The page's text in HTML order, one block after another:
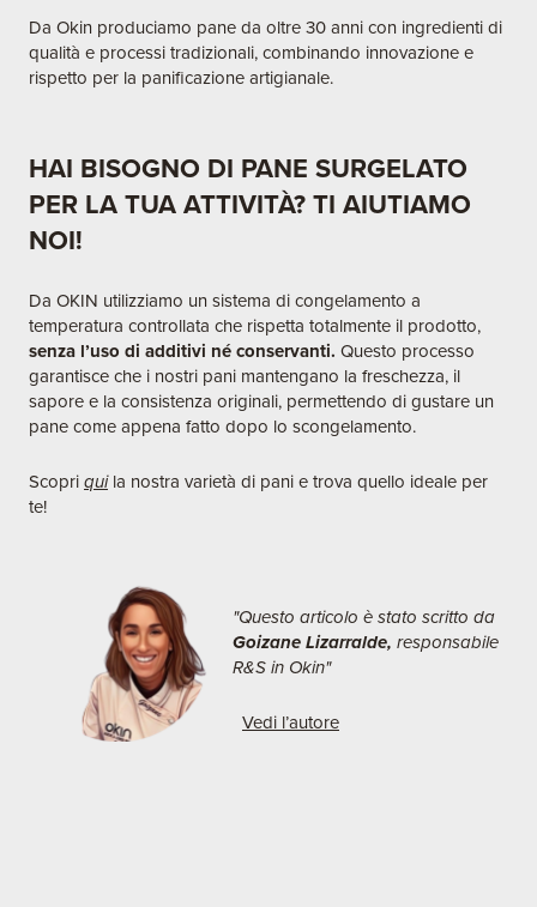
Da Okin produciamo pane da oltre 30 anni con ingredienti di
qualità e processi tradizionali, combinando innovazione e
rispetto per la panificazione artigianale.
HAI BISOGNO DI PANE SURGELATO
PER LA TUA ATTIVITÀ? TI AIUTIAMO
NOI!
Da OKIN utilizziamo un sistema di congelamento a
temperatura controllata che rispetta totalmente il prodotto,
senza l’uso di additivi né conservanti. Questo processo
garantisce che i nostri pani mantengano la freschezza, il
sapore e la consistenza originali, permettendo di gustare un
pane come appena fatto dopo lo scongelamento.​
Scopri quila nostra varietà di pani e trova quello ideale per
te!
"Questo articolo è stato scritto da
Goizane Lizarralde, responsabile
R&S in Okin"
Vedi l’autore